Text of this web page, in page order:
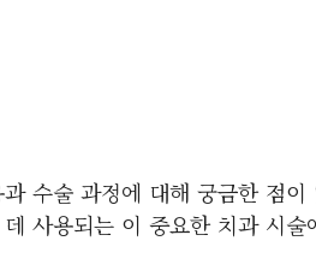
과 수술 과정에 대해 궁금한 점이
사용되는 이 중요한 치과 시